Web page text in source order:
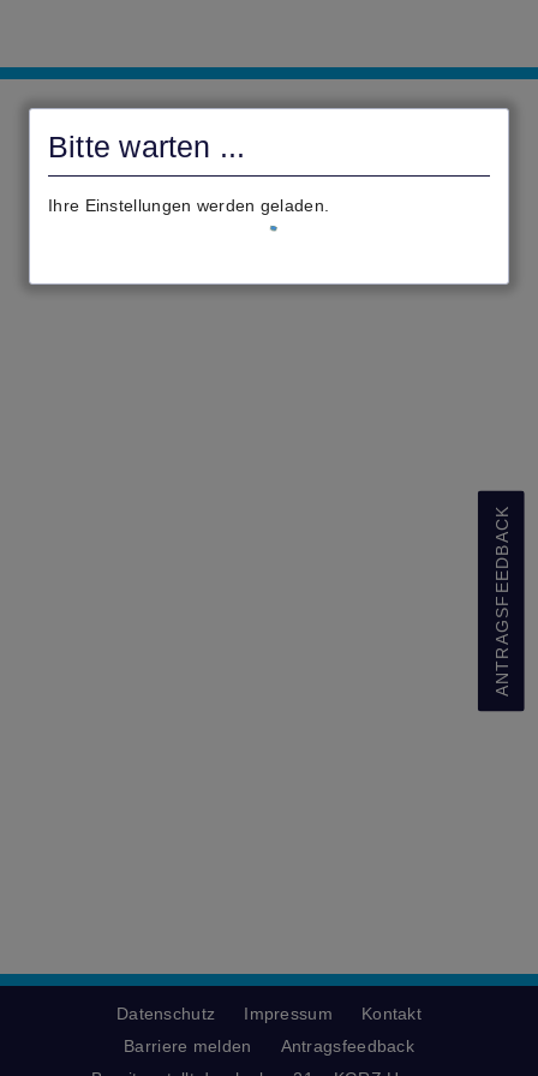
Bitte warten ...
Ihre Einstellungen werden geladen.
ANTRAGSFEEDBACK
Datenschutz Impressum
Kontakt
Barriere melden
Antragsfeedback